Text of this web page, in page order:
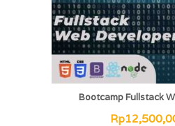
Bootcamp Fullstack
Rp